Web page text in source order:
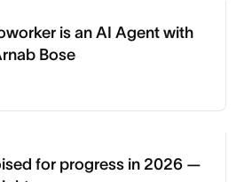
is an AI Agent with
Bose
for progress in 2026 —